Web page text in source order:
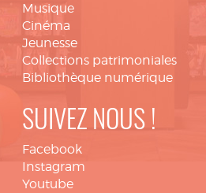
Musique
Cinéma
Jeunesse
Collections patrimoniales
Bibliothèque numérique
SUIVEZ NOUS !
Facebook
Instagram
Youtube